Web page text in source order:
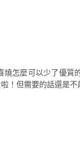
燒怎麼可以少了優質
啦！但需要的話還是不